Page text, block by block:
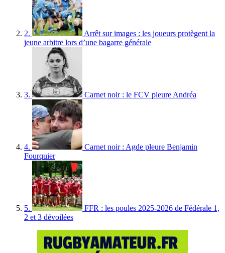
2.
Arrêt sur images : les joueurs protègent la
jeune arbitre lors d’une bagarre générale
3. Carnet noir : le FCV pleure Andréa
4.
Carnet noir : Agde pleure Benjamin
Fourquier
5.
FFR : les poules 2025-2026 de Fédérale 1,
2 et 3 dévoilées